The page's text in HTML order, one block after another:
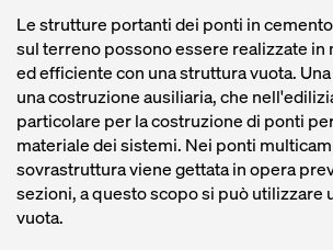
Le strutture portanti dei ponti in
sul terreno possono essere realizzate in
ed efficiente con una struttura vuota.
una costruzione ausiliaria, che
particolare per la costruzione di ponti
materiale dei sistemi. Nei ponti
sovrastruttura viene gettata in opera
sezioni, a questo scopo si può utilizzare
vuota.